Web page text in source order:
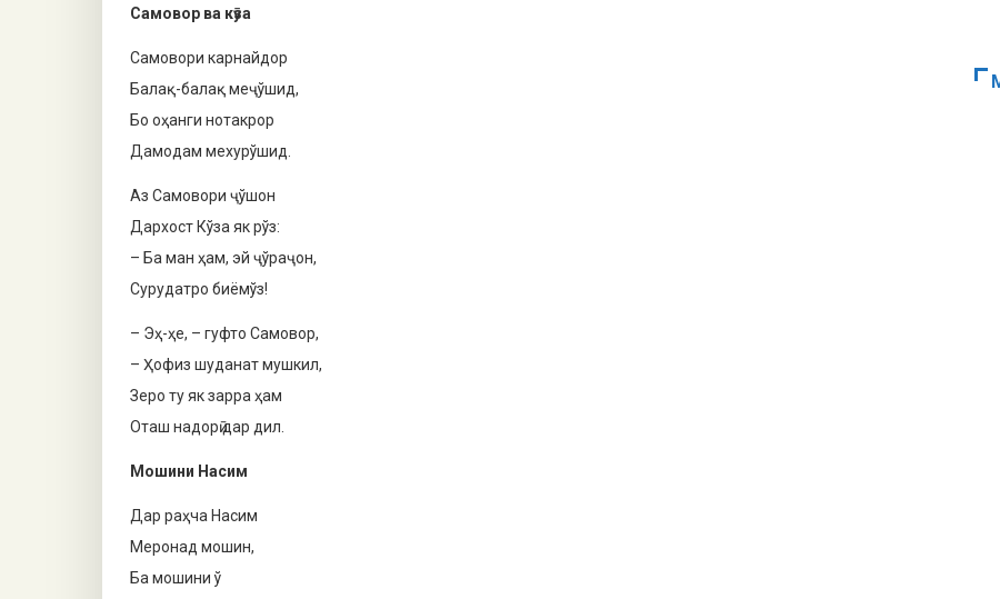
Самовор ва кӯза
Самовори карнайдор
Балақ-балақ меҷўшид,
Бо оҳанги нотакрор
Дамодам мехурўшид.
Аз Самовори ҷўшон
Дархост Кўза як рўз:
– Ба ман ҳам, эй ҷўраҷон,
Сурудатро биёмўз!
– Эҳ-ҳе, – гуфто Самовор,
– Ҳофиз шуданат мушкил,
Зеро ту як зарра ҳам
Оташ надорӣ дар дил.
Мошини Насим
Дар раҳча Насим
Меронад мошин,
Ба мошини ў